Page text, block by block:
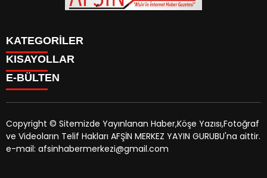
KATEGORİLER
SİYASET
EĞİTİM
MAGAZİN
MANŞETLER
ÖZEL HABER
KISAYOLLAR
SİYASET
EĞİTİM
KÜLTÜR SANAT
MAGAZİN
MANŞETLER
E-BÜLTEN
afsinhaber.com e-bültenine abone olarak, tarafınıza haber,
duyuru ve kampanya içerikli e-postaların gönderilmesini
Copyright © Sitemizde Yayınlanan Haber,Köşe Yazısı,Fotoğraf
ve Videoların Telif Hakları AFŞİN MERKEZ YAYIN GURUBU'na aittir.
e-mail: afsinhabermerkezi@gmail.com